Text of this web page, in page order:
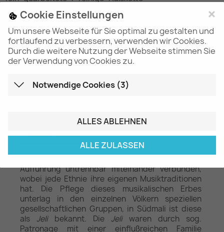
Cookie Einstellungen
Um unsere Webseite für Sie optimal zu gestalten und
fortlaufend zu verbessern, verwenden wir Cookies.
Durch die weitere Nutzung der Webseite stimmen Sie
der Verwendung von Cookies zu.
Notwendige Cookies (3)
×
ALLES ABLEHNEN
ALLE ZULASSEN
mit bronzefarbenen Metallelementen und dito
Hakenschließe, Länge ca. 57-58cm
Menge
 IN DEN WARENKORB
Beschreibung Artikeldetails
Aufführung untrennbar miteinander verbunden,
wobei jede Ethnie ihre eigenen Musiktraditionen
hat. Die Pflege dieses musikalischen Erbes
unterlag in den einzelnen Völkern speziellen
gesellschaftlichen Gruppen, in Südmali ist diese
als Jelibekannt. Die Jeliwaren durch sog.
Patronage mit einer einflußreichen Familie